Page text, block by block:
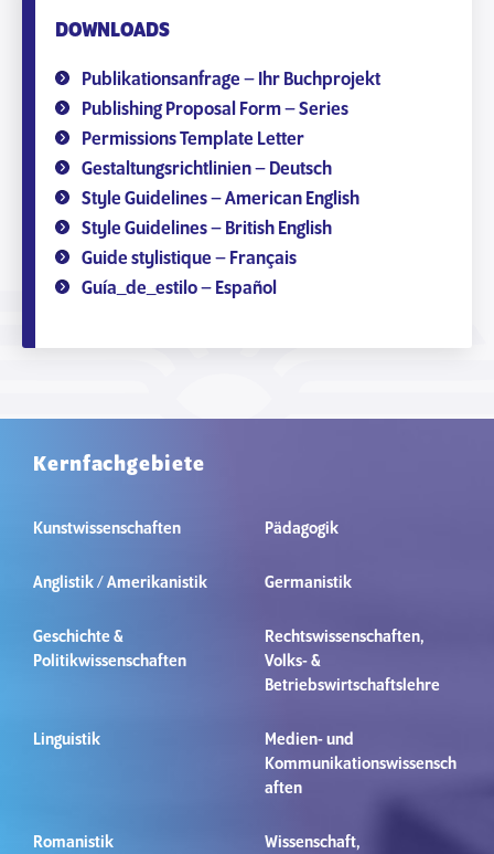
DOWNLOADS
Publikationsanfrage – Ihr Buchprojekt
Publishing Proposal Form – Series
Permissions Template Letter
Gestaltungsrichtlinien – Deutsch
Style Guidelines – American English
Style Guidelines – British English
Guide stylistique – Français
Guía_de_estilo – Español
Kernfachgebiete
Kunstwissenschaften Pädagogik
Anglistik / Amerikanistik Germanistik
Geschichte &
Politikwissenschaften
Rechtswissenschaften,
Volks- &
Betriebswirtschaftslehre
Linguistik
Medien- und
Kommunikationswissensch
aften
Romanistik
Wissenschaft,